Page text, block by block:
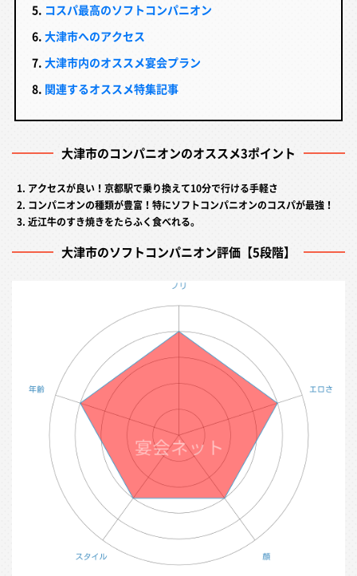
コスパ最高のソフトコンパニオン
大津市へのアクセス
大津市内のオススメ宴会プラン
関連するオススメ特集記事
大津市のコンパニオンのオススメ3ポイント
アクセスが良い！京都駅で乗り換えて10分で行ける手軽さ
コンパニオンの種類が豊富！特にソフトコンパニオンのコスパが最強！
近江牛のすき焼きをたらふく食べれる。
大津市のソフトコンパニオン評価【5段階】